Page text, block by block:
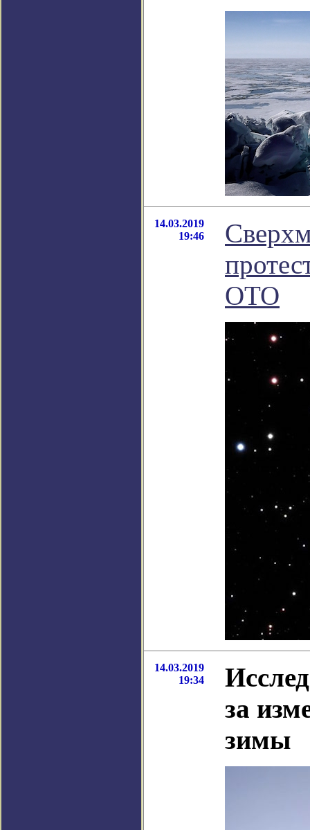
14.03.2019
19:46
ОТО
14.03.2019
19:34
за
зимы